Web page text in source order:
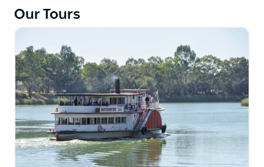
よって作成された静かな投光照明の川岸をただ座って楽
しむことができます。このクルーズはすべての年齢層に
適しています。
乗客数がPVロスベリーの定員を超えた場合、PVマンド
ゥーがこのクルーズを実施します。
Our Tours